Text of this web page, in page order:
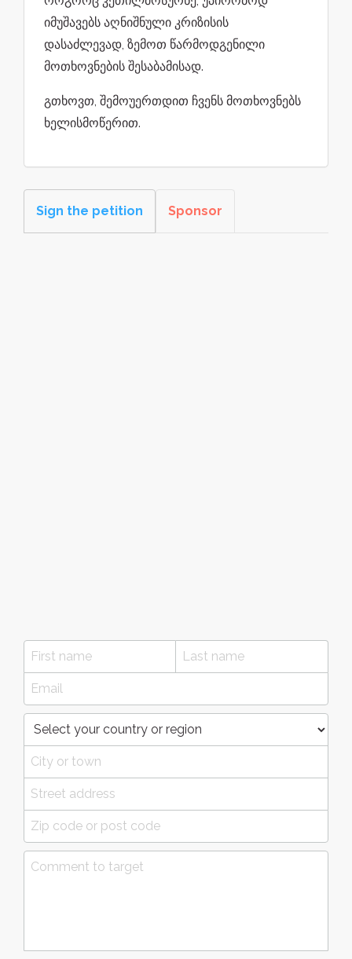
იმუშავებს აღნიშნული კრიზისის
დასაძლევად, ზემოთ წარმოდგენილი
მოთხოვნების შესაბამისად.
გთხოვთ, შემოუერთდით ჩვენს მოთხოვნებს
ხელისმოწერით.
Sign the petition Sponsor